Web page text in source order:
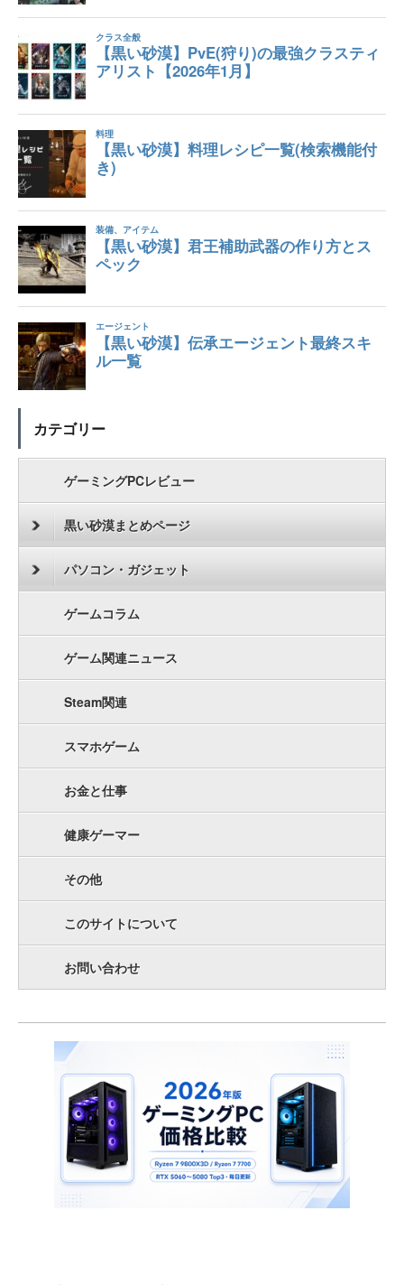
カテゴリー
ゲーミングPCレビュー
黒い砂漠まとめページ
パソコン・ガジェット
ゲームコラム
ゲーム関連ニュース
Steam関連
スマホゲーム
お金と仕事
健康ゲーマー
その他
このサイトについて
お問い合わせ